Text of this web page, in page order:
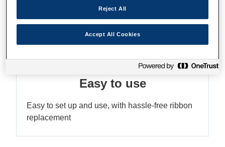
Функції
Easy to use
Easy to set up and use, with hassle-free ribbon
replacement
Reject All
Accept All Cookies